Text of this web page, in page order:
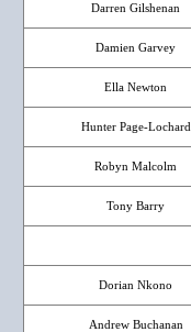
Darren Gilshenan
Damien Garvey
Ella Newton
Hunter Page-Lochard
Robyn Malcolm
Tony Barry
Dorian Nkono
Andrew Buchanan